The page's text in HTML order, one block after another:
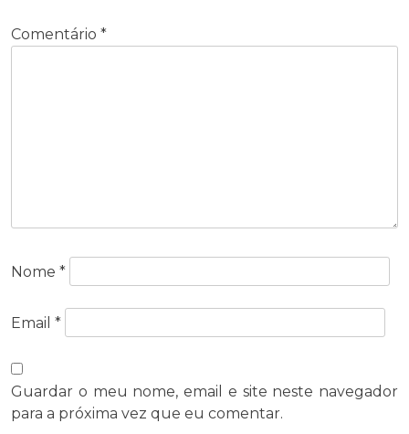
Comentário *
Nome *
Email *
Guardar o meu nome, email e site neste navegador
para a próxima vez que eu comentar.